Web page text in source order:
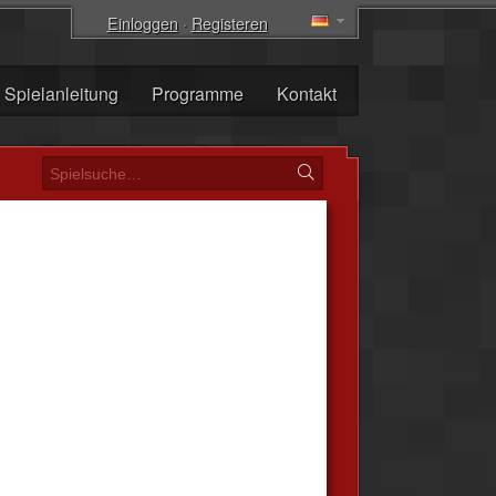
Einloggen· Registeren
Spielanleitung Programme Kontakt